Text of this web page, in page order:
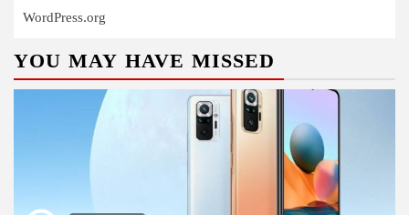
WordPress.org
YOU MAY HAVE MISSED